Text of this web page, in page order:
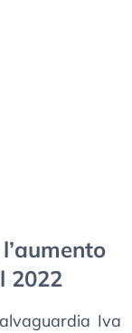
2022
Iva